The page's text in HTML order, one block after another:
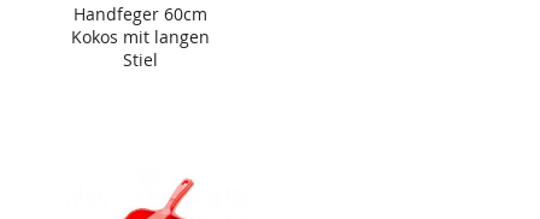
Handfeger 60cm
Kokos mit langen
Stiel